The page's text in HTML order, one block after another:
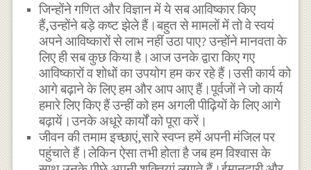
जिन्होंने गणित और विज्ञान में ये सब आविष्कार किए
हैं,उन्होंने बड़े कष्ट झेले हैं।बहुत से मामलों में तो वे स्वयं
अपने आविष्कारों से लाभ नहीं उठा पाए? उन्होंने मानवता के
लिए ही सब कुछ किया है।आज उनके द्वारा किए गए
आविष्कारों व शोधों का उपयोग हम कर रहे हैं।उसी कार्य को
आगे बढ़ाने के लिए हम और आप आए हैं।पूर्वजों ने जो कार्य
हमारे लिए किए हैं उन्हीं को हम अगली पीढ़ियों के लिए आगे
बढ़ायें।उनके अधूरे कार्यों को पूरा करें।
जीवन की तमाम इच्छाएं,सारे स्वप्न हमें अपनी मंजिल पर
पहुंचाते हैं।लेकिन ऐसा तभी होता है जब हम विश्वास के